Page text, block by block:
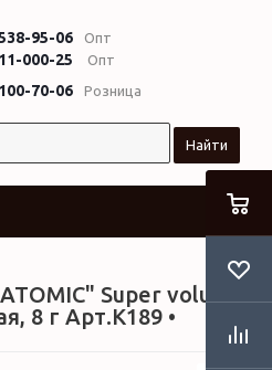
95-06 Опт
000-25 Опт
70-06 Розница
Найти
Super volume
8 г Арт.К189 •